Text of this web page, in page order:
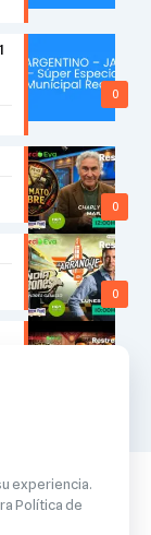
0
0
0
experiencia.
Política de